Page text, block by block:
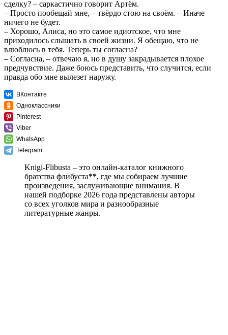
сделку? – саркастично говорит Артём.
– Просто пообещай мне, – твёрдо стою на своём. – Иначе
ничего не будет.
– Хорошо, Алиса, но это самое идиотское, что мне
приходилось слышать в своей жизни. Я обещаю, что не
влюблюсь в тебя. Теперь ты согласна?
– Согласна, – отвечаю я, но в душу закрадывается плохое
предчувствие. Даже боюсь представить, что случится, если
правда обо мне вылезет наружу.
ВКонтакте
Одноклассники
Pinterest
Viber
WhatsApp
Telegram
Knigi-Flibusta – это онлайн-каталог книжного
братства флибуста**, где мы собираем лучшие
произведения, заслуживающие внимания. В
нашей подборке 2026 года представлены авторы
со всех уголков мира и разнообразные
литературные жанры.